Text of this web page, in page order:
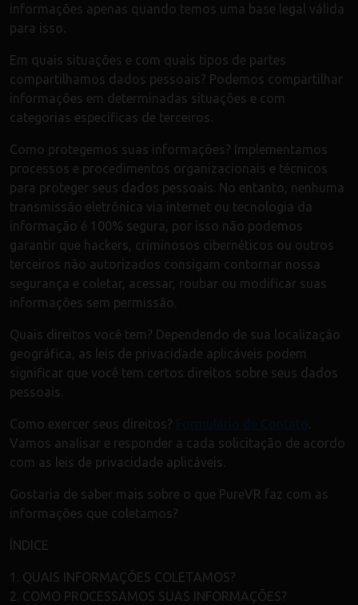
informações apenas quando temos uma base legal válida
para isso.
Em quais situações e com quais tipos de partes
compartilhamos dados pessoais? Podemos compartilhar
informações em determinadas situações e com
categorias específicas de terceiros.
Como protegemos suas informações? Implementamos
processos e procedimentos organizacionais e técnicos
para proteger seus dados pessoais. No entanto, nenhuma
transmissão eletrônica via internet ou tecnologia da
informação é 100% segura, por isso não podemos
garantir que hackers, criminosos cibernéticos ou outros
terceiros não autorizados consigam contornar nossa
segurança e coletar, acessar, roubar ou modificar suas
informações sem permissão.
Quais direitos você tem? Dependendo de sua localização
geográfica, as leis de privacidade aplicáveis podem
significar que você tem certos direitos sobre seus dados
pessoais.
Como exercer seus direitos? Formulário de Contato.
Vamos analisar e responder a cada solicitação de acordo
com as leis de privacidade aplicáveis.
Gostaria de saber mais sobre o que PureVR faz com as
informações que coletamos?
ÍNDICE
1. QUAIS INFORMAÇÕES COLETAMOS?
2. COMO PROCESSAMOS SUAS INFORMAÇÕES?